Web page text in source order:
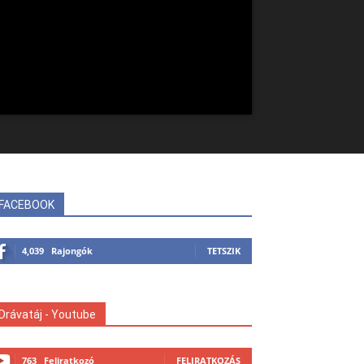
FACEBOOK
4,039 Rajongók TETSZIK
Drávatáj - Youtube
763 Feliratkozó FELIRATKOZÁS